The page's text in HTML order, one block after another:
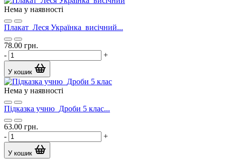
Нема у наявності
Плакат_Леся Українка_висічний...
78.00 грн.
-
+
У кошик
Нема у наявності
Підказка учню_Дроби 5 клас...
63.00 грн.
-
+
У кошик